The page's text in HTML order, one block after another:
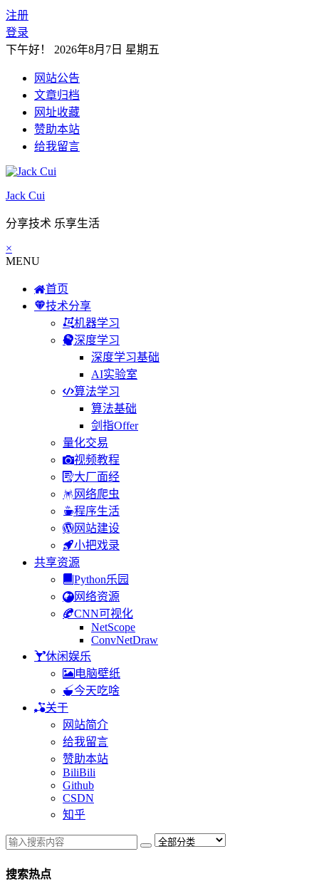
注册
登录
下午好！ 2026年8月7日 星期五
网站公告
文章归档
网址收藏
赞助本站
给我留言
Jack Cui
分享技术 乐享生活
×
MENU
首页
技术分享
机器学习
深度学习
深度学习基础
AI实验室
算法学习
算法基础
剑指Offer
量化交易
视频教程
大厂面经
网络爬虫
程序生活
网站建设
小把戏录
共享资源
Python乐园
网络资源
CNN可视化
NetScope
ConvNetDraw
休闲娱乐
电脑壁纸
今天吃啥
关于
网站简介
给我留言
赞助本站
BiliBili
Github
CSDN
知乎
搜索热点